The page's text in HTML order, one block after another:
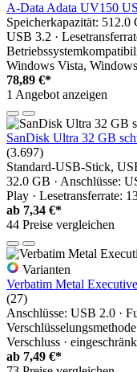
A-Data Adata UV150
Speicherkapazität:
USB 3.2 ·
Windows Vista,
78,89 €*
1 Angebot anzeigen
SanDisk Ultra 32 GB
(3.697)
Standard-USB-Stick,
32.0 GB · Anschlüsse:
Play · Lesetransferrate:
ab 7,34 €*
44 Preise vergleichen
Varianten
Verbatim Metal Executive
(27)
Anschlüsse: USB 2.0 ·
Verschluss ·
ab 7,49 €*